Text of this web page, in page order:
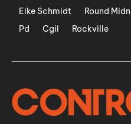
Eike Schmidt
Round
Pd
Cgil Rockville